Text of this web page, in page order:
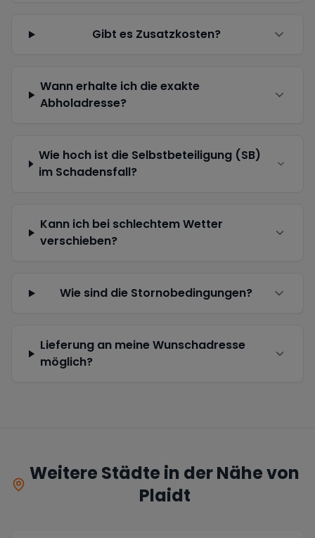
Gibt es Zusatzkosten?
Wann erhalte ich die exakte
Abholadresse?
Wie hoch ist die Selbstbeteiligung (SB)
im Schadensfall?
Kann ich bei schlechtem Wetter
verschieben?
Wie sind die Stornobedingungen?
Lieferung an meine Wunschadresse
möglich?
Weitere Städte in der Nähe von
Plaidt